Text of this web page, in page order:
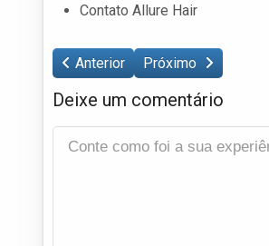
Contato Allure Hair
Anterior Próximo
Deixe um comentário